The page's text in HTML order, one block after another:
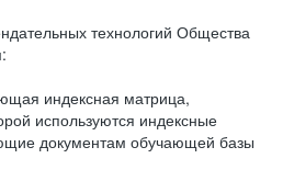
технологий Общества
индексная матрица,
используются индексные
документам обучающей базы